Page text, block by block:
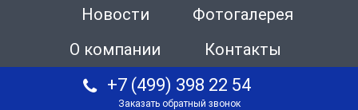
Новости
Фотогалерея
О компании
Контакты
+7 (499) 398 22 54
Заказать обратный звонок